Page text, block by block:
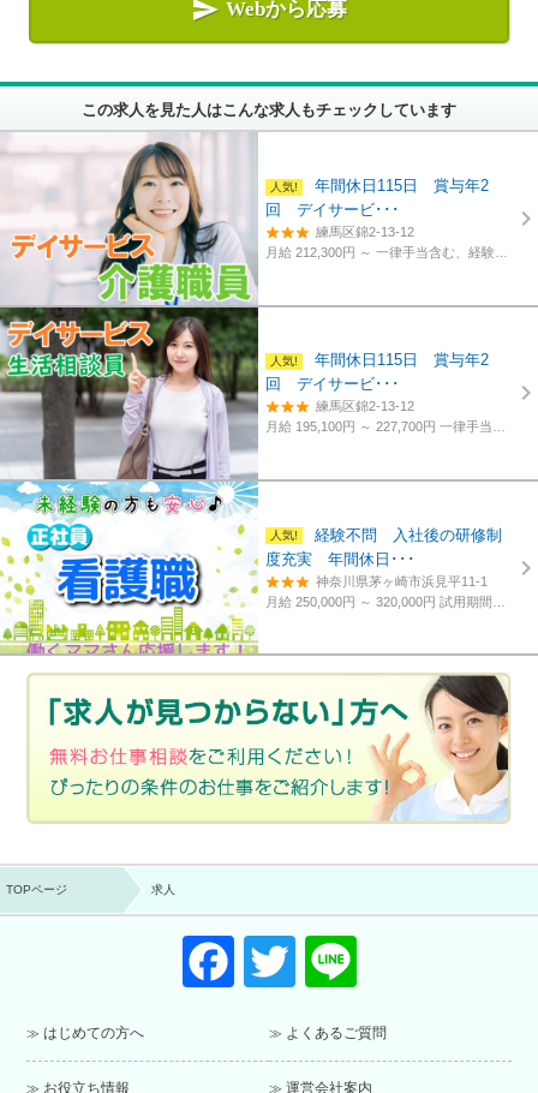
 Webから応募
この求人を見た人はこんな求人もチェックしています
年間休日115日 賞与年2
回 デイサービ･･･
練馬区錦2-13-12
月給 212,300円 ～一律手当含む、経験・資格考慮
年間休日115日 賞与年2
回 デイサービ･･･
練馬区錦2-13-12
月給 195,100円 ～ 227,700円一律手当含む、経験・資格考慮
経験不問 入社後の研修制
度充実 年間休日･･･
神奈川県茅ヶ崎市浜見平11-1
月給 250,000円 ～ 320,000円試用期間あり。3カ月～4カ月。
TOPページ 求人
F
a
e
T
wi
tt
er
e
はじめての方へ よくあるご質問
お役立ち情報 運営会社案内